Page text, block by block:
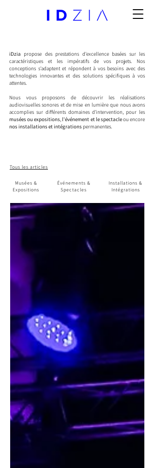
iDzia propose des prestations d'excellence basées sur les
caractéristiques et les impératifs de vos projets. Nos
conceptions s'adaptent et répondent à vos besoins avec des
technologies innovantes et des solutions spécifiques à vos
attentes.
Nous vous proposons de découvrir les réalisations
audiovisuelles sonores et de mise en lumière que nous avons
accomplies sur différents domaines d'intervention, pour les
musées ou expositions, l'événement et le spectacleou encore
nos installations et intégrations permanentes.
Tous les articles
Musées &
Expositions
Événements &
Spectacles
Installations &
Intégrations